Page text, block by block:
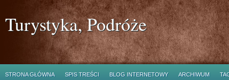
Turystyka, Podróże
STRONA GŁÓWNA SPIS TREŚCI BLOG INTERNETOWY ARCHIWUM